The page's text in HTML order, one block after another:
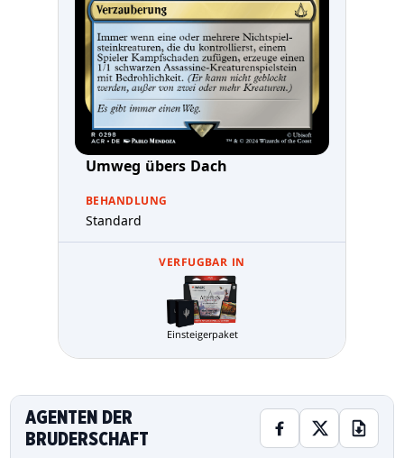
Umweg übers Dach
BEHANDLUNG
Standard
VERFUGBAR IN
Einsteigerpaket
AGENTEN DER
BRUDERSCHAFT